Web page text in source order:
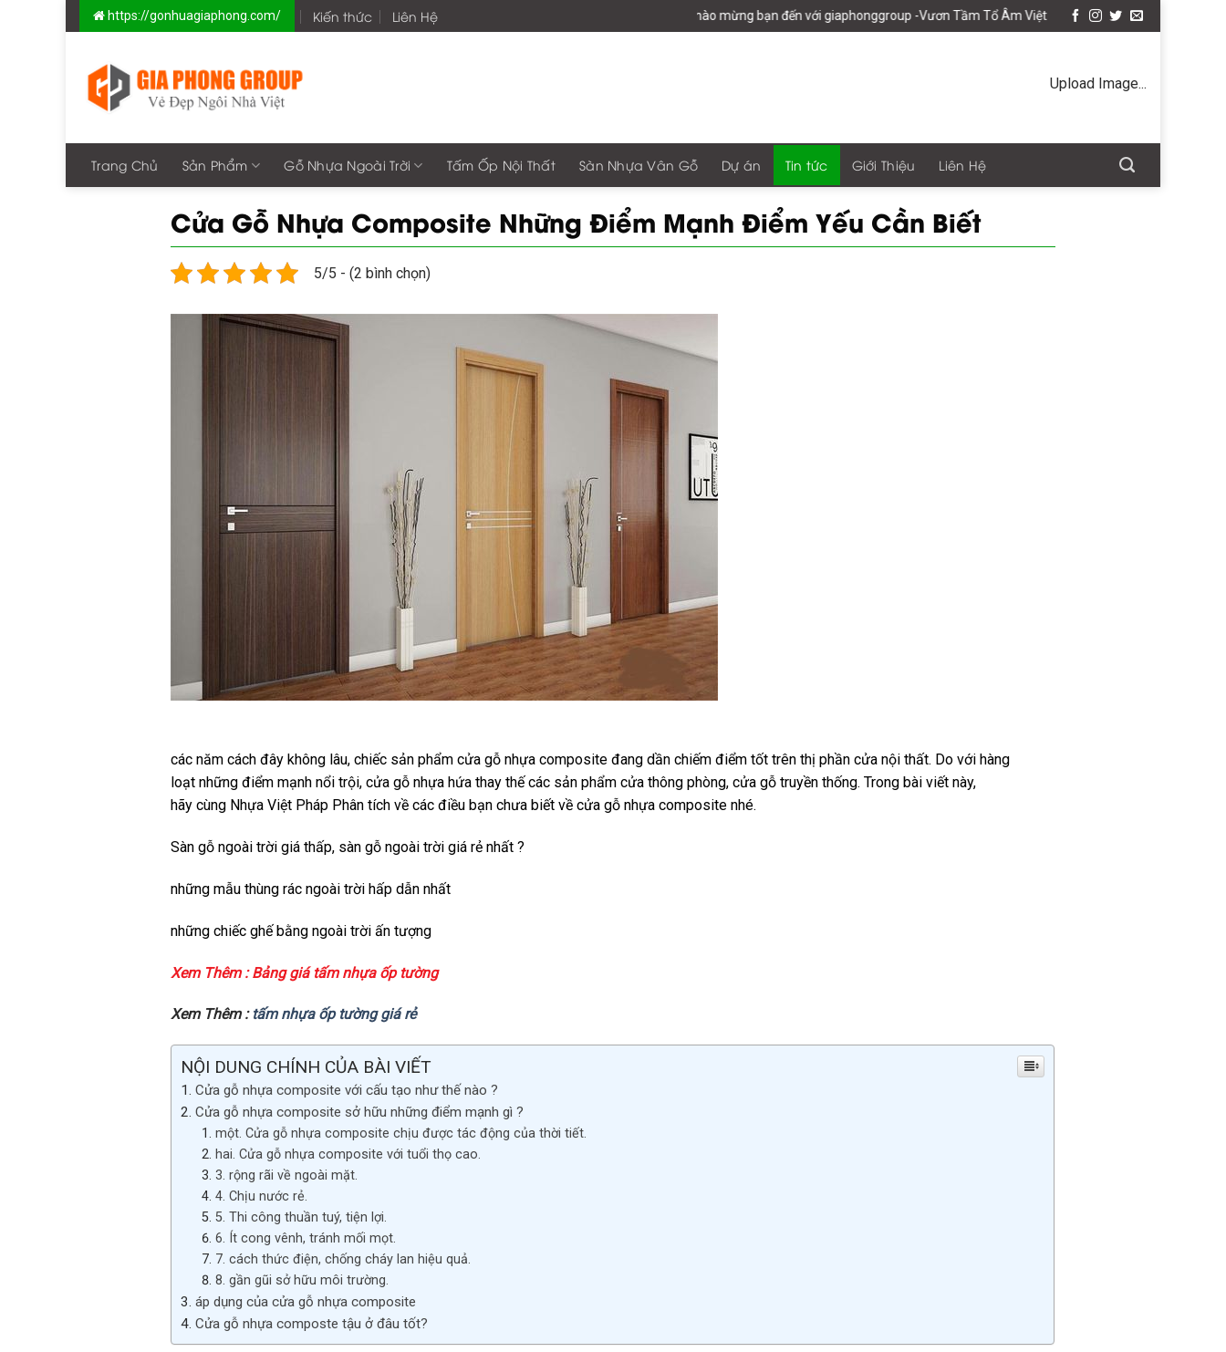
to
https://gonhuagiaphong.com/ Kiến thức Liên Hệ Chào mừng bạn đến với giaphonggroup -Vươn Tầm Tổ Âm Việt
Upload Image...
Trang Chủ Sản Phẩm Gỗ Nhựa Ngoài Trời Tấm Ốp Nội Thất Sàn Nhựa Vân Gỗ Dự án Tin tức Giới Thiệu Liên Hệ
Cửa Gỗ Nhựa Composite Những Điểm Mạnh Điểm Yếu Cần Biết
5/5 - (2 bình chọn)
các năm cách đây không lâu, chiếc sản phẩm cửa gỗ nhựa composite đang dần chiếm điểm tốt trên thị phần cửa nội thất. Do với hàng
loạt những điểm mạnh nổi trội, cửa gỗ nhựa hứa thay thếcác sản phẩm cửa thông phòng, cửa gỗ truyền thống. Trong bài viết này,
hãy cùng Nhựa Việt Pháp Phân tích về các điều bạn chưa biết về cửa gỗ nhựa composite nhé.
Sàn gỗ ngoài trời giá thấp, sàn gỗ ngoài trời giá rẻ nhất ?
những mẫu thùng rác ngoài trời hấp dẫn nhất
những chiếc ghế bằng ngoài trời ấn tượng
Xem Thêm :Bảng giá tấm nhựa ốp tường
Xem Thêm : tấm nhựa ốp tường giá rẻ
NỘI DUNG CHÍNH CỦA BÀI VIẾT
Cửa gỗ nhựa composite với cấu tạo như thế nào ?
Cửa gỗ nhựa composite sở hữu những điểm mạnh gì ?
một. Cửa gỗ nhựa composite chịu được tác động của thời tiết.
hai. Cửa gỗ nhựa composite với tuổi thọ cao.
3. rộng rãi về ngoài mặt.
4. Chịu nước rẻ.
5. Thi công thuần tuý, tiện lợi.
6. Ít cong vênh, tránh mối mọt.
7. cách thức điện, chống cháy lan hiệu quả.
8. gần gũi sở hữu môi trường.
áp dụng của cửa gỗ nhựa composite
Cửa gỗ nhựa composte tậu ở đâu tốt?